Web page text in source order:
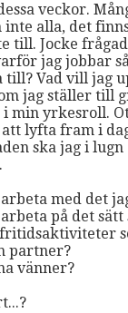
veckor.
alla, det
till. Jocke
jag jobbar
till? Vad vill jag
jag ställer till
min yrkesroll.
lyfta fram i
ska jag i
med det
på det sätt
partner?
vänner?